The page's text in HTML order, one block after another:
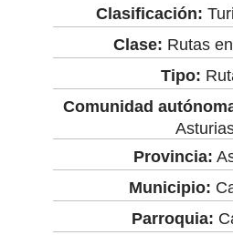
Clasificación:
Clase: Rutas
Tipo:
Comunidad
Provincia:
Municipio:
Parroquia: